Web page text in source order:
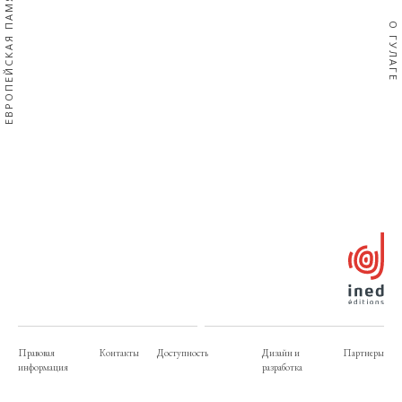
ЕВРОПЕЙСКАЯ ПАМЯТЬ О ГУЛАГЕ
Правовая
информация
Контакты Доступность
Дизайн и
разработка
Партнеры